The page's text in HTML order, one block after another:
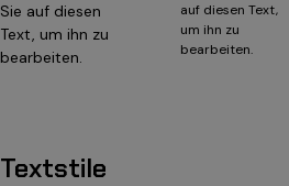
Sie auf diesen
Text, um ihn zu
bearbeiten.
auf diesen Text,
um ihn zu
bearbeiten.
Textstile